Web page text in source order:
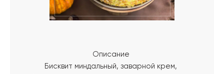
Описание
Бисквит миндальный, заварной крем,